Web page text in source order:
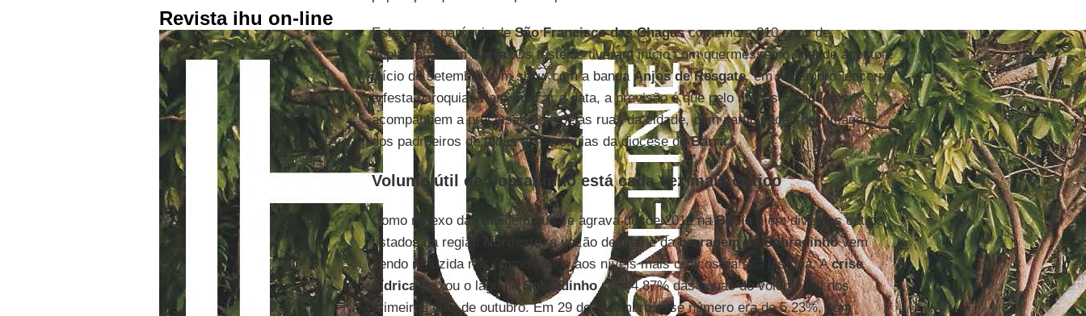
Revista ihu on-line
Este ano a paróquia deSão Francisco das Chagascomemora 310 anos de
implantação emBarra. Os festejos tiveram início com quermesse no final de agosto e
início de setembro. Um show com a banda Anjos de Resgate, em novembro, encerra
a festa paroquial. Para marcar a data, a previsão é que pelo menos 50 andores
acompanhem a procissão hoje pelas ruas da cidade, com participação das imagens
dos padroeiros de todas as paróquias da diocese deBarra.
Volume útil de Sobradinho está cada vez mais crítico
Como reflexo da estiagem que se agrava desde 2012 naBahia e em diversos outros
estados da região
Nordeste, a vazão defluente dabarragem de Sobradinhovem
sendo reduzida nos últimos anos aos níveis mais críticos da sua história. Acrise
hídricadeixou o lago deSobradinhocom 4,87% das águas do volume útil nos
primeiros dias de outubro. Em 29 de setembro esse número era de 5,23%, com